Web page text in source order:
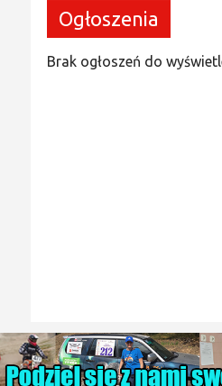
Ogłoszenia
Brak ogłoszeń do